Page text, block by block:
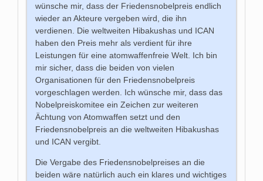
wünsche mir, dass der Friedensnobelpreis endlich
wieder an Akteure vergeben wird, die ihn
verdienen. Die weltweiten Hibakushas und ICAN
haben den Preis mehr als verdient für ihre
Leistungen für eine atomwaffenfreie Welt. Ich bin
mir sicher, dass die beiden von vielen
Organisationen für den Friedensnobelpreis
vorgeschlagen werden. Ich wünsche mir, dass das
Nobelpreiskomitee ein Zeichen zur weiteren
Ächtung von Atomwaffen setzt und den
Friedensnobelpreis an die weltweiten Hibakushas
und ICAN vergibt.
Die Vergabe des Friedensnobelpreises an die
beiden wäre natürlich auch ein klares und wichtiges